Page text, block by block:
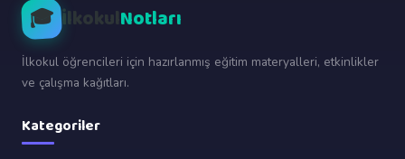
🎓 İlkokulNotları
İlkokul öğrencileri için hazırlanmış eğitim materyalleri, etkinlikler
ve çalışma kağıtları.
Kategoriler